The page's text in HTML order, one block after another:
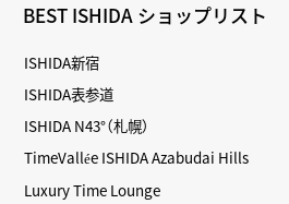
BEST ISHIDA ショップリスト
ISHIDA新宿
ISHIDA表参道
ISHIDA N43°（札幌）
TimeVallée ISHIDA Azabudai Hills
Luxury Time Lounge